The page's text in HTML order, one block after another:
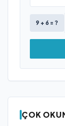
9 + 6 = ?
ÇOK